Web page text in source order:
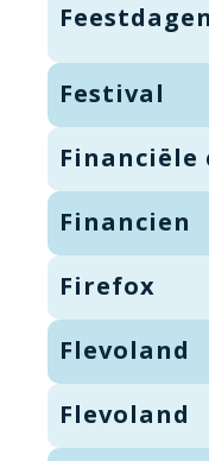
Festival
Financiële
Financien
Firefox
Flevoland
Flevoland